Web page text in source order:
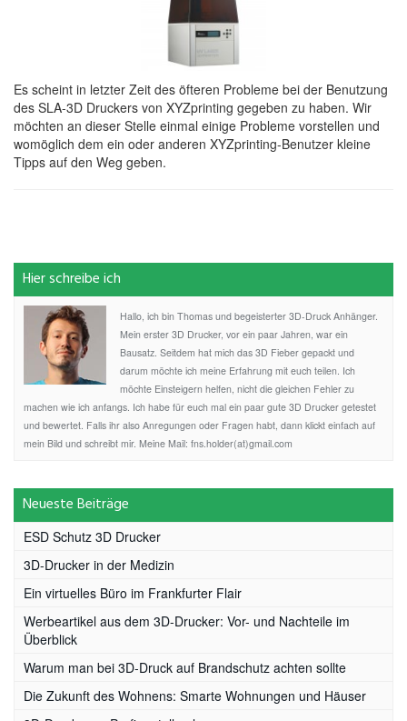
Es scheint in letzter Zeit des öfteren Probleme bei der Benutzung
des SLA-3D Druckers von XYZprinting gegeben zu haben. Wir
möchten an dieser Stelle einmal einige Probleme vorstellen und
womöglich dem ein oder anderen XYZprinting-Benutzer kleine
Tipps auf den Weg geben.
Hier schreibe ich
Hallo, ich bin Thomas und begeisterter 3D-Druck Anhänger.
Mein erster 3D Drucker, vor ein paar Jahren, war ein
Bausatz. Seitdem hat mich das 3D Fieber gepackt und
darum möchte ich meine Erfahrung mit euch teilen. Ich
möchte Einsteigern helfen, nicht die gleichen Fehler zu
machen wie ich anfangs. Ich habe für euch mal ein paar gute 3D Drucker getestet
und bewertet. Falls ihr also Anregungen oder Fragen habt, dann klickt einfach auf
mein Bild und schreibt mir. Meine Mail: fns.holder(at)gmail.com
Neueste Beiträge
ESD Schutz 3D Drucker
3D-Drucker in der Medizin
Ein virtuelles Büro im Frankfurter Flair
Werbeartikel aus dem 3D-Drucker: Vor- und Nachteile im
Überblick
Warum man bei 3D-Druck auf Brandschutz achten sollte
Die Zukunft des Wohnens: Smarte Wohnungen und Häuser